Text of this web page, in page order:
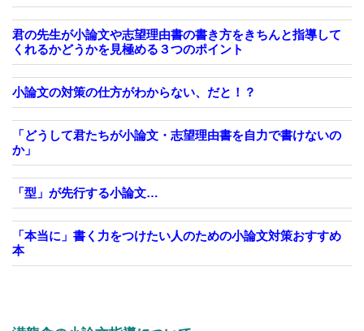
君の先生が小論文や志望理由書の書き方をきちんと指導して
くれるかどうかを見極める３つのポイント
小論文の対策の仕方がわからない、だと！？
「どうして君たちが小論文・志望理由書を自力で書けないの
か」
「型」が先行する小論文…
「本当に」書く力をつけたい人のための小論文対策おすすめ
本